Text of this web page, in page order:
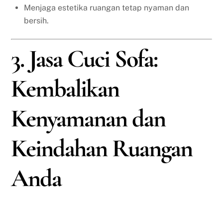
Menjaga estetika ruangan tetap nyaman dan
bersih.
3. Jasa Cuci Sofa:
Kembalikan
Kenyamanan dan
Keindahan Ruangan
Anda